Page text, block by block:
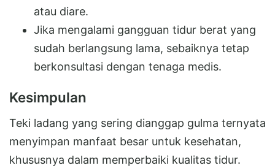
atau diare.
Jika mengalami gangguan tidur berat yang
sudah berlangsung lama, sebaiknya tetap
berkonsultasi dengan tenaga medis.
Kesimpulan
Teki ladang yang sering dianggap gulma ternyata
menyimpan manfaat besar untuk kesehatan,
khususnya dalam memperbaiki kualitas tidur.